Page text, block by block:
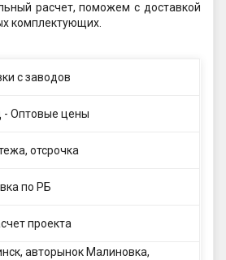
расчет, поможем с доставкой
комплектующих.
с заводов
- Оптовые цены
отсрочка
по РБ
проекта
авторынок Малиновка,